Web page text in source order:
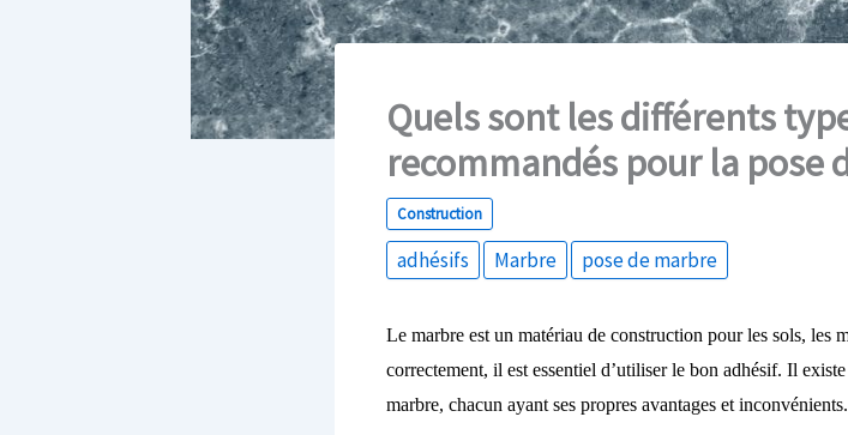
Quels sont les différents
recommandés pour la pose
Construction
adhésifs Marbre pose de marbre
Le marbre est un matériau de construction pour les sols, les
correctement, il est essentiel d’utiliser le bon adhésif. Il
marbre, chacun ayant ses propres avantages et inconvénients.